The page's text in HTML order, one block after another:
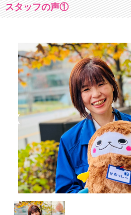
スタッフの声①
❮